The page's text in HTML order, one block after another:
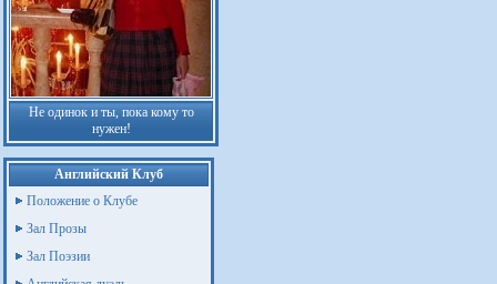
Не одинок и ты, пока кому то
нужен!
Английский Клуб
Положение о Клубе
Зал Прозы
Зал Поэзии